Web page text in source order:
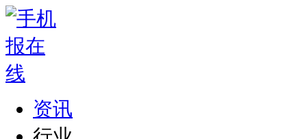
资讯